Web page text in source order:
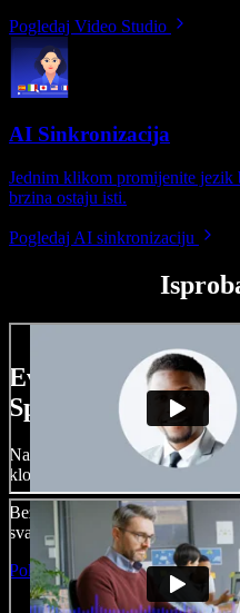
Pogledaj Video Studio
AI Sinkronizacija
Jednim klikom promijenite
brzina ostaju isti.
Pogledaj AI sinkronizaciju
Evo malog
Speechify Studiju.
Napravite voice overe, dodajte
klonirajte svoj glas i složite
Bez učenja i sve dostupno u
svaku kreativnu ideju.
Pokreni Studio